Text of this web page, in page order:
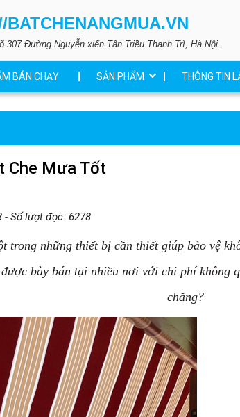
BATCHENANGMUA.VN
307 Đường Nguyễn xiển Tân Triều Thanh Trì, Hà Nội.
BÁN CHẠY SẢN PHẨM THÔNG TIN
Che Mưa Tốt
- Số lượt đọc: 6278
trong những thiết bị cần thiết giúp bảo vệ
bày bán tại nhiều nơi với chi phí không
chăng?